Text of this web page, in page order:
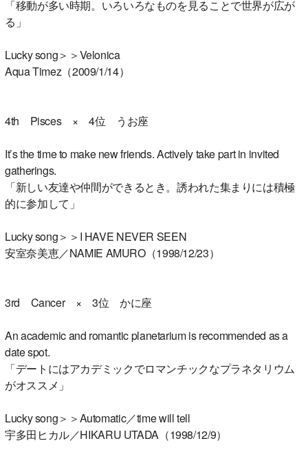
「移動が多い時期。いろいろなものを見ることで世界が広が
る」
Lucky song＞＞Velonica
Aqua Timez（2009/1/14）
4th Pisces × 4位 うお座
It’s the time to make new friends. Actively take part in invited
gatherings.
「新しい友達や仲間ができるとき。誘われた集まりには積極
的に参加して」
Lucky song＞＞I HAVE NEVER SEEN
安室奈美恵／NAMIE AMURO（1998/12/23）
3rd Cancer × 3位 かに座
An academic and romantic planetarium is recommended as a
date spot.
「デートにはアカデミックでロマンチックなプラネタリウム
がオススメ」
Lucky song＞＞Automatic／time will tell
宇多田ヒカル／HIKARU UTADA（1998/12/9）